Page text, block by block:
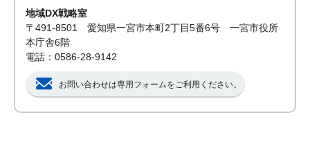
地域DX戦略室
〒491-8501 愛知県一宮市本町2丁目5番6号 一宮市役所
本庁舎6階
電話：0586-28-9142
お問い合わせは専用フォームをご利用ください。